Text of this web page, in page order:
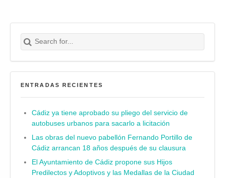
Search for:
Buscar
ENTRADAS RECIENTES
Cádiz ya tiene aprobado su pliego del servicio de
autobuses urbanos para sacarlo a licitación
Las obras del nuevo pabellón Fernando Portillo de
Cádiz arrancan 18 años después de su clausura
El Ayuntamiento de Cádiz propone sus Hijos
Predilectos y Adoptivos y las Medallas de la Ciudad